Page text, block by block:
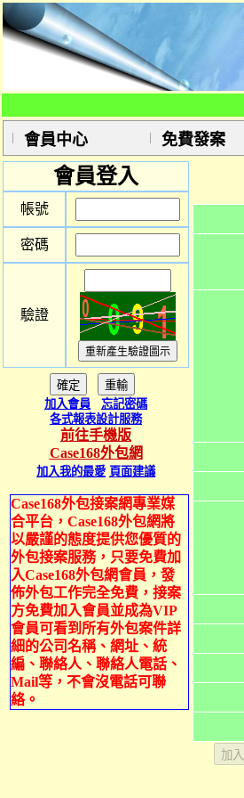
會員中心 免費發案
會員登入
帳號
密碼
驗證
加入會員
忘記密碼
各式報表設計服務
前往手機版
Case168外包網
加入我的最愛 頁面建議
Case168外包接案網專業媒
合平台，Case168外包網將
以嚴謹的態度提供您優質的
外包接案服務，只要免費加
入Case168外包網會員，發
佈外包工作完全免費，接案
方免費加入會員並成為VIP
會員可看到所有外包案件詳
細的公司名稱、網址、統
編、聯絡人、聯絡人電話、
Mail等，不會沒電話可聯
絡。